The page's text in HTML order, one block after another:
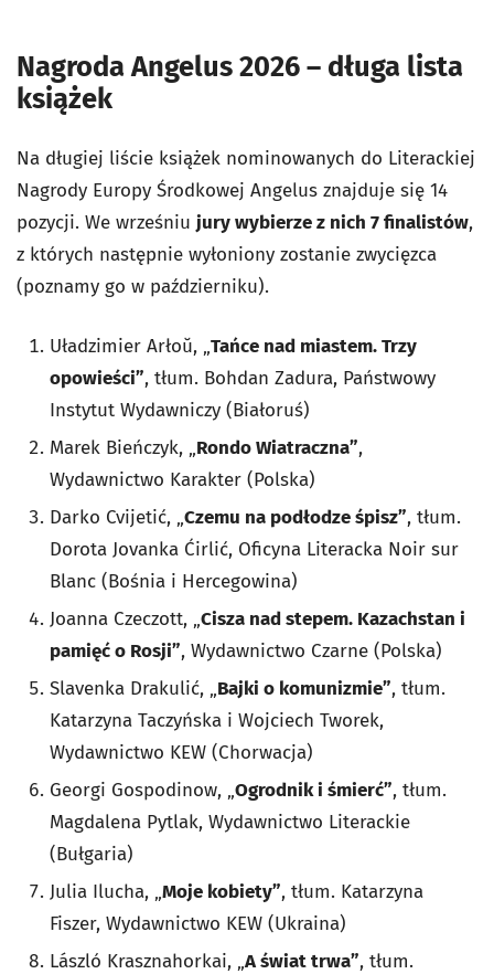
Nagroda Angelus 2026 – długa lista
książek
Na długiej liście książek nominowanych do Literackiej
Nagrody Europy Środkowej Angelus znajduje się 14
pozycji. We wrześniu jury wybierze z nich 7 finalistów,
z których następnie wyłoniony zostanie zwycięzca
(poznamy go w październiku).
Uładzimier Arłoŭ, „Tańce nad miastem. Trzy
opowieści”, tłum. Bohdan Zadura, Państwowy
Instytut Wydawniczy (Białoruś)
Marek Bieńczyk, „Rondo Wiatraczna”,
Wydawnictwo Karakter (Polska)
Darko Cvijetić, „Czemu na podłodze śpisz”, tłum.
Dorota Jovanka Ćirlić, Oficyna Literacka Noir sur
Blanc (Bośnia i Hercegowina)
Joanna Czeczott, „Cisza nad stepem. Kazachstan i
pamięć o Rosji”, Wydawnictwo Czarne (Polska)
Slavenka Drakulić, „Bajki o komunizmie”, tłum.
Katarzyna Taczyńska i Wojciech Tworek,
Wydawnictwo KEW (Chorwacja)
Georgi Gospodinow, „Ogrodnik i śmierć”, tłum.
Magdalena Pytlak, Wydawnictwo Literackie
(Bułgaria)
Julia Ilucha, „Moje kobiety”, tłum. Katarzyna
Fiszer, Wydawnictwo KEW (Ukraina)
László Krasznahorkai, „A świat trwa”, tłum.